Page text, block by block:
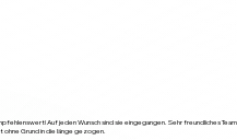
Auf jeden Wunsch sind sie eingegangen. Sehr freundliches
ohne Grund in die länge gezogen.